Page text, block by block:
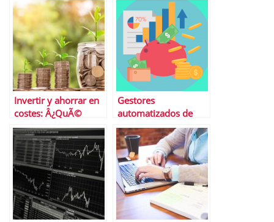
Invertir y ahorrar en
costes: Â¿QuÃ©
productos pueden
ser mÃ¡s adecuados?
Gestores
automatizados de
inversiÃ³n: Â¿CÃ³mo
aprovecharlos?